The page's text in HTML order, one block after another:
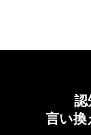
認
言い換